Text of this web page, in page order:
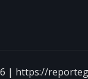
| https://